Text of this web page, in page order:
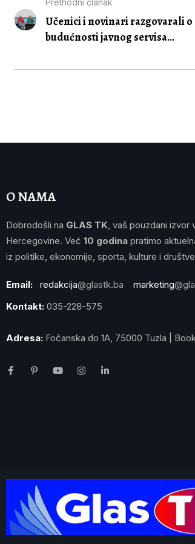
Prethodni članak
Učenici i novinari razgovarali o
budućnosti javnog servisa...
O NAMA
Dobrodošli na GLAS TK, vaš pouzdani izvor
Hercegovine. Već 10 godina pratimo
iz politike, ekonomije, sporta, kulture i
Email: redakcija@glastk.ba marketing
Kontakt: 035-228-575
Adresa: Fočanska do 1A, 75000 Tuzla |